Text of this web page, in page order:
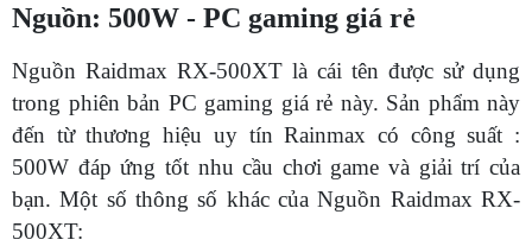
Nguồn: 500W - PC gaming giá rẻ
Nguồn Raidmax RX-500XT là cái tên được sử dụng
trong phiên bản PC gaming giá rẻ này. Sản phẩm này
đến từ thương hiệu uy tín Rainmax có công suất :
500W đáp ứng tốt nhu cầu chơi game và giải trí của
bạn. Một số thông số khác của Nguồn Raidmax RX-
500XT: